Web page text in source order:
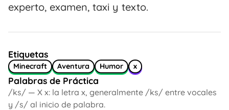
experto, examen, taxi y texto.
Etiquetas
Minecraft Aventura Humor x
Palabras de Práctica
/ks/ — X x: la letra x, generalmente /ks/ entre vocales
y /s/ al inicio de palabra.